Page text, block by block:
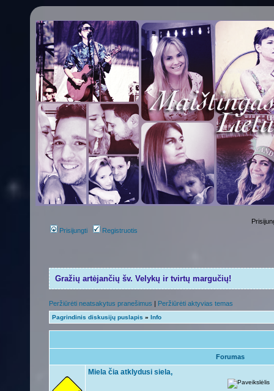
Prisijungti Registruotis
Gražių artėjančių šv. Velykų ir tvirtų margučių!
Peržiūrėti neatsakytus pranešimus | Peržiūrėti aktyvias temas
Pagrindinis diskusijų puslapis » Info
Forumas
Miela čia atklydusi siela,